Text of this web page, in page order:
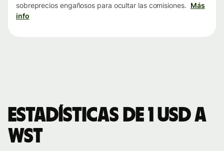
sobreprecios engañosos para ocultar las comisiones. Más
info
Estadísticas de 1 USD a
WST